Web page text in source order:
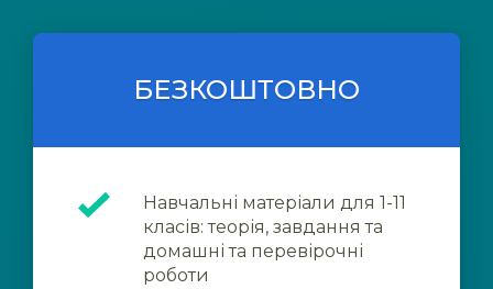
БЕЗКОШТОВНО
Навчальні матеріали для 1-11
класів: теорія, завдання та
домашні та перевірочні
роботи